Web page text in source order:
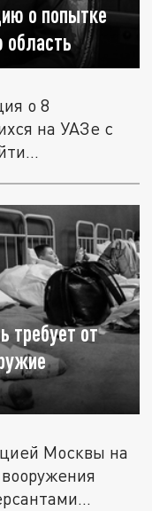
о попытке
о 8
на УАЗе с
требует от
Москвы на